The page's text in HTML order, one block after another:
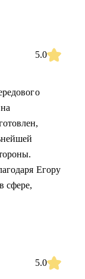
5.0
Егору
сфере,
5.0